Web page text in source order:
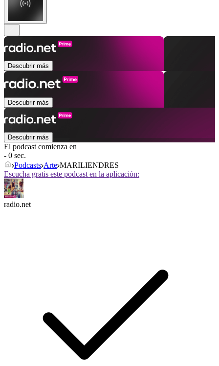
Descubrir más
Descubrir más
Descubrir más
El podcast comienza en
- 0 sec.
Podcasts Arte MARILIENDRES
Escucha gratis este podcast en la aplicación:
radio.net